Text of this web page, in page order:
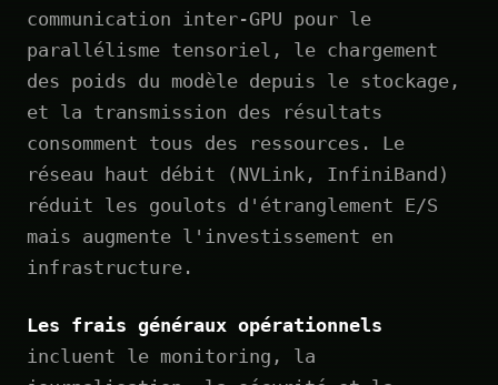
communication inter-GPU pour le
parallélisme tensoriel, le chargement
des poids du modèle depuis le stockage,
et la transmission des résultats
consomment tous des ressources. Le
réseau haut débit (NVLink, InfiniBand)
réduit les goulots d'étranglement E/S
mais augmente l'investissement en
infrastructure.
Les frais généraux opérationnels
incluent le monitoring, la